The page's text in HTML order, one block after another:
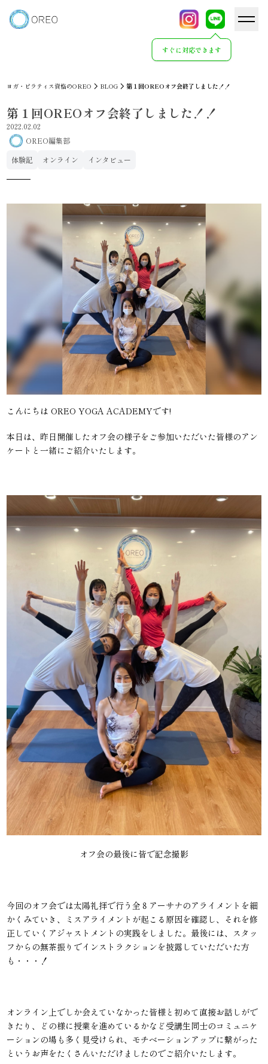
すぐに対応できます
ヨガ・ピラティス資格のOREO BLOG 第１回OREOオフ会終了しました！！
第１回OREOオフ会終了しました！！
2022.02.02
OREO編集部
体験記
オンライン インタビュー
こんにちは OREO YOGA ACADEMYです!
本日は、昨日開催したオフ会の様子をご参加いただいた皆様のアン
ケートと一緒にご紹介いたします。
オフ会の最後に皆で記念撮影
今回のオフ会では太陽礼拝で行う全８アーサナのアライメントを細
かくみていき、ミスアライメントが起こる原因を確認し、それを修
正していくアジャストメントの実践をしました。最後には、スタッ
フからの無茶振りでインストラクションを披露していただいた方
も・・・！
オンライン上でしか会えていなかった皆様と初めて直接お話しがで
きたり、どの様に授業を進めているかなど受講生同士のコミュニケ
ーションの場も多く見受けられ、モチベーションアップに繋がった
というお声をたくさんいただけましたのでご紹介いたします。